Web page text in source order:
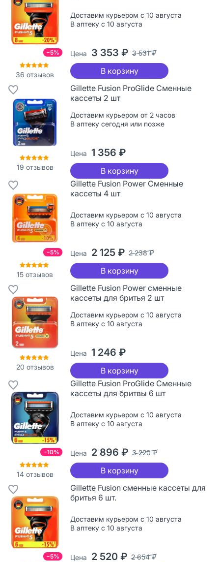
−5%
36 отзывов
Доставим курьером с 10 августа
В аптеку с 10 августа
Цена 3 353 ₽ 3 531 ₽
В корзину
19 отзывов
Gillette Fusion ProGlide Сменные
кассеты 2 шт
Доставим курьером от 2 часов
В аптеку сегодня или позже
Цена 1 356 ₽
В корзину
−5%
15 отзывов
Gillette Fusion Power Сменные
кассеты 4 шт
Доставим курьером с 10 августа
В аптеку с 10 августа
Цена 2 125 ₽ 2 238 ₽
В корзину
20 отзывов
Gillette Fusion Power сменные
кассеты для бритья 2 шт
Доставим курьером с 10 августа
В аптеку с 10 августа
Цена 1 246 ₽
В корзину
−10%
14отзывов
Gillette Fusion ProGlide Сменные
кассеты для бритвы 6 шт
Доставим курьером с 10 августа
В аптеку с 10 августа
Цена 2 896 ₽ 3 220 ₽
В корзину
−5%
Gillette Fusion сменные кассеты для
бритья 6 шт.
Доставим курьером с 10 августа
В аптеку с 10 августа
Цена 2 520 ₽ 2 654 ₽